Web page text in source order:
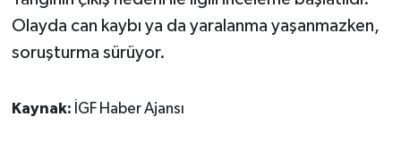
Olayda can kaybı ya da yaralanma yaşanmazken,
soruşturma sürüyor.
Kaynak: İGF Haber Ajansı